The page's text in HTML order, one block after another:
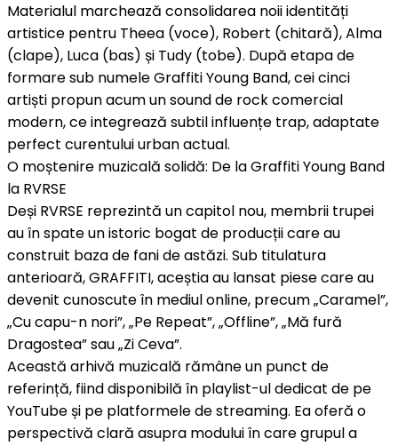
Materialul marchează consolidarea noii identități
artistice pentru Theea (voce), Robert (chitară), Alma
(clape), Luca (bas) și Tudy (tobe). După etapa de
formare sub numele Graffiti Young Band, cei cinci
artiști propun acum un sound de rock comercial
modern, ce integrează subtil influențe trap, adaptate
perfect curentului urban actual.
O moștenire muzicală solidă: De la Graffiti Young Band
la RVRSE
Deși RVRSE reprezintă un capitol nou, membrii trupei
au în spate un istoric bogat de producții care au
construit baza de fani de astăzi. Sub titulatura
anterioară, GRAFFITI, aceștia au lansat piese care au
devenit cunoscute în mediul online, precum „Caramel”,
„Cu capu-n nori”, „Pe Repeat”, „Offline”, „Mă fură
Dragostea” sau „Zi Ceva”.
Această arhivă muzicală rămâne un punct de
referință, fiind disponibilă în playlist-ul dedicat de pe
YouTube și pe platformele de streaming. Ea oferă o
perspectivă clară asupra modului în care grupul a